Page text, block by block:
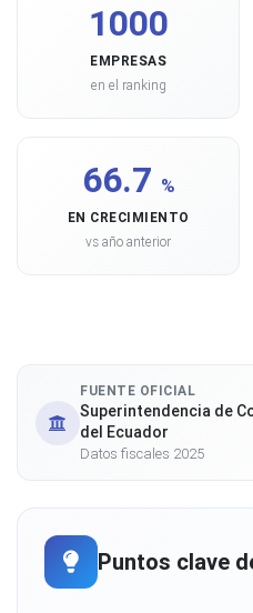
1000
EMPRESAS
en el ranking
66.7 %
EN CRECIMIENTO
vs año anterior
FUENTE OFICIAL
Superintendencia de
del Ecuador
Datos fiscales 2025
Puntos clave